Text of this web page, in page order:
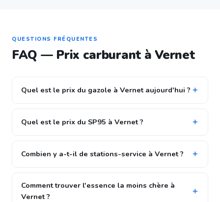
QUESTIONS FRÉQUENTES
FAQ — Prix carburant à Vernet
Quel est le prix du gazole à Vernet aujourd'hui ?
Quel est le prix du SP95 à Vernet ?
Combien y a-t-il de stations-service à Vernet ?
Comment trouver l'essence la moins chère à
Vernet ?